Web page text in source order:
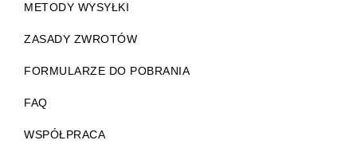
METODY WYSYŁKI
ZASADY ZWROTÓW
FORMULARZE DO POBRANIA
FAQ
WSPÓŁPRACA